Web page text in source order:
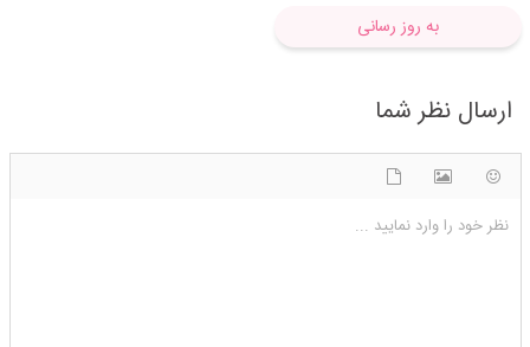
به روز رسانی
ارسال نظر شما
نظر خود را وارد نمایید ...